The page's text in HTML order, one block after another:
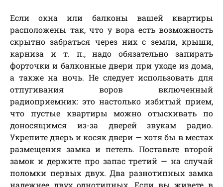
Если окна или балконы вашей квартиры
расположены так, что у вора есть возможность
скрытно забраться через них с земли, крыши,
карниза и т. п., надо обязательно запирать
форточки и балконные двери при уходе из дома,
а также на ночь. Не следует использовать для
отпугивания воров включенный
радиоприемник: это настолько избитый прием,
что пустые квартиры можно отыскивать по
доносящимся из-за дверей звукам радио.
Укрепите дверь и косяк двери — хотя бы в местах
размещения замка и петель. Поставьте второй
замок и держите про запас третий — на случай
поломки первых двух. Два разнотипных замка
надежнее двух однотипных. Если вы живете в